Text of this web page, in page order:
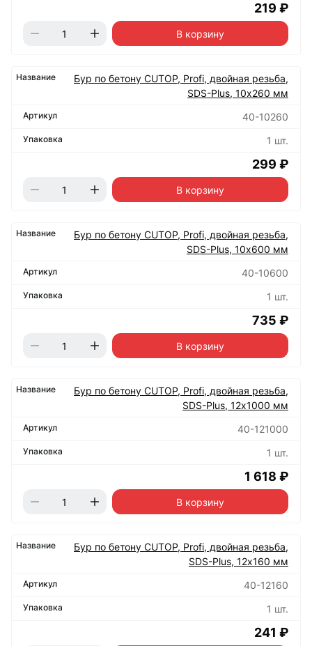
219 ₽
В корзину
Бур по бетону CUTOP, Profi, двойная резьба,
SDS-Plus, 10х260 мм
40-10260
1 шт.
299 ₽
В корзину
Бур по бетону CUTOP, Profi, двойная резьба,
SDS-Plus, 10х600 мм
40-10600
1 шт.
735 ₽
В корзину
Бур по бетону CUTOP, Profi, двойная резьба,
SDS-Plus, 12х1000 мм
40-121000
1 шт.
1 618 ₽
В корзину
Бур по бетону CUTOP, Profi, двойная резьба,
SDS-Plus, 12х160 мм
40-12160
1 шт.
241 ₽